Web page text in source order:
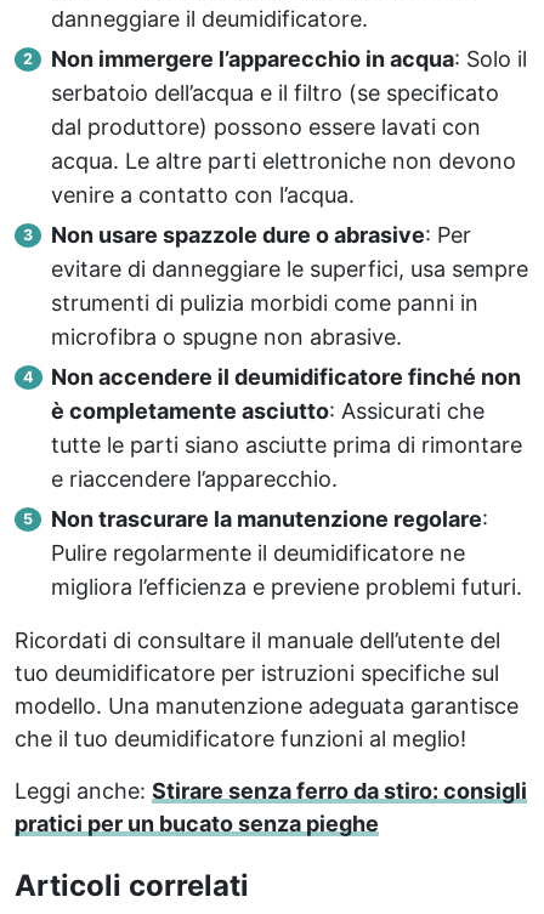
danneggiare il deumidificatore.
Non immergere l’apparecchio in acqua: Solo il
serbatoio dell’acqua e il filtro (se specificato
dal produttore) possono essere lavati con
acqua. Le altre parti elettroniche non devono
venire a contatto con l’acqua.
Non usare spazzole dure o abrasive: Per
evitare di danneggiare le superfici, usa sempre
strumenti di pulizia morbidi come panni in
microfibra o spugne non abrasive.
Non accendere il deumidificatore finché non
è completamente asciutto: Assicurati che
tutte le parti siano asciutte prima di rimontare
e riaccendere l’apparecchio.
Non trascurare la manutenzione regolare:
Pulire regolarmente il deumidificatore ne
migliora l’efficienza e previene problemi futuri.
Ricordati di consultare il manuale dell’utente del
tuo deumidificatore per istruzioni specifiche sul
modello. Una manutenzione adeguata garantisce
che il tuo deumidificatore funzioni al meglio!
Leggi anche: Stirare senza ferro da stiro: consigli
pratici per un bucato senza pieghe
Articoli correlati